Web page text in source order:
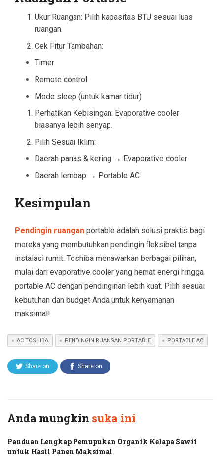
Ukur Ruangan: Pilih kapasitas BTU sesuai luas
ruangan.
Cek Fitur Tambahan:
Timer
Remote control
Mode sleep (untuk kamar tidur)
Perhatikan Kebisingan: Evaporative cooler
biasanya lebih senyap.
Pilih Sesuai Iklim:
Daerah panas & kering → Evaporative cooler
Daerah lembap → Portable AC
Kesimpulan
Pendingin ruangan portable adalah solusi praktis bagi
mereka yang membutuhkan pendingin fleksibel tanpa
instalasi rumit. Toshiba menawarkan berbagai pilihan,
mulai dari evaporative cooler yang hemat energi hingga
portable AC dengan pendinginan lebih kuat. Pilih sesuai
kebutuhan dan budget Anda untuk kenyamanan
maksimal!
AC TOSHIBA PENDINGIN RUANGAN PORTABLE PORTABLE AC
Share on Share on
Anda mungkin suka ini
Panduan Lengkap Pemupukan Organik Kelapa Sawit
untuk Hasil Panen Maksimal